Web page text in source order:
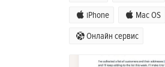
iPhone Mac OS
Онлайн сервис